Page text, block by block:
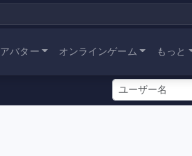
アバター オンラインゲーム もっと